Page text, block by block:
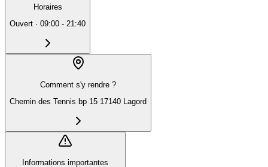
Horaires
Ouvert · 09:00 - 21:40
Comment s'y rendre ?
Chemin des Tennis bp 15 17140 Lagord
Informations importantes